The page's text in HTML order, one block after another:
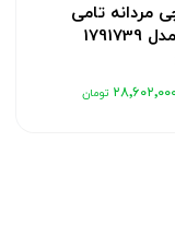
مردانه تامی